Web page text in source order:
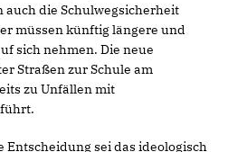
auch die Schulwegsicherheit
müssen künftig längere und
sich nehmen. Die neue
Straßen zur Schule am
zu Unfällen mit
sei das ideologisch